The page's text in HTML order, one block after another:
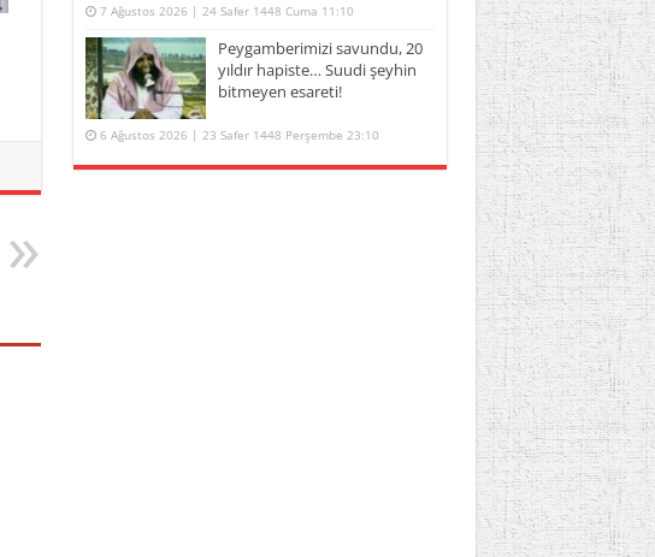
7 Ağustos 2026 | 24 Safer 1448 Cuma 11:10
Peygamberimizi savundu, 20
yıldır hapiste… Suudi şeyhin
bitmeyen esareti!
6 Ağustos 2026 | 23 Safer 1448 Perşembe 23:10